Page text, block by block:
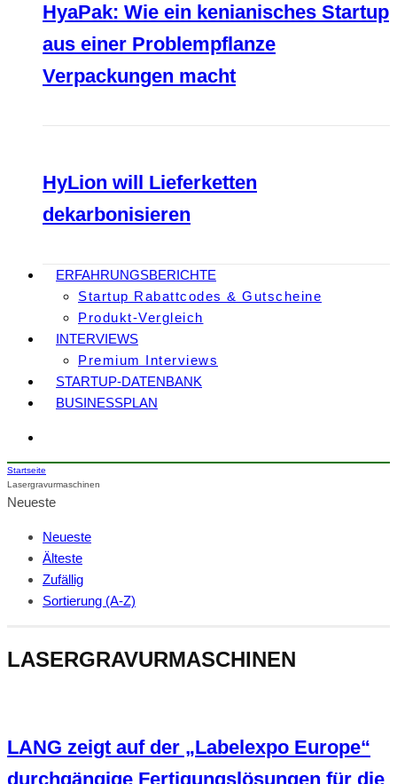
HyaPak: Wie ein kenianisches Startup
aus einer Problempflanze
Verpackungen macht
HyLion will Lieferketten
dekarbonisieren
ERFAHRUNGSBERICHTE
Startup Rabattcodes & Gutscheine
Produkt-Vergleich
INTERVIEWS
Premium Interviews
STARTUP-DATENBANK
BUSINESSPLAN
Startseite
Lasergravurmaschinen
Neueste
Neueste
Älteste
Zufällig
Sortierung (A-Z)
LASERGRAVURMASCHINEN
LANG zeigt auf der „Labelexpo Europe“
durchgängige Fertigungslösungen für die